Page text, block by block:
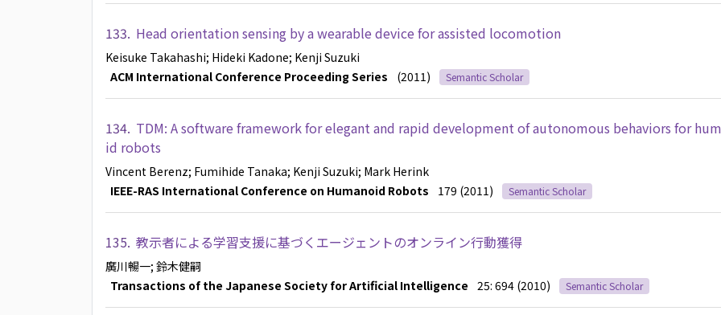
133. Head orientation sensing by a wearable device for assisted locomotion
Keisuke Takahashi; Hideki Kadone; Kenji Suzuki
ACM International Conference Proceeding Series
(2011) Semantic Scholar
134. TDM: A software framework for elegant and rapid development of autonomous behaviors for
id robots
Vincent Berenz; Fumihide Tanaka; Kenji Suzuki; Mark Herink
IEEE-RAS International Conference on Humanoid Robots
179 (2011) Semantic Scholar
135. 教示者による学習支援に基づくエージェントのオンライン行動獲得
廣川暢一; 鈴木健嗣
Transactions of the Japanese Society for Artificial Intelligence 25: 694 (2010) Semantic Scholar